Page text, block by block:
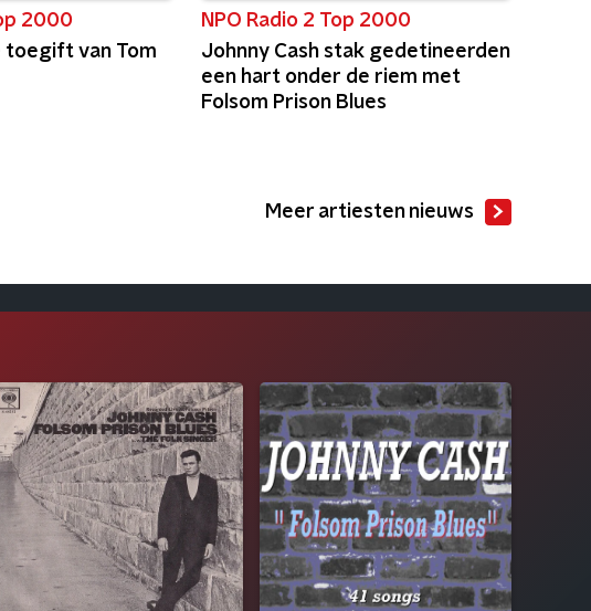
2000
toegift van Tom
NPO Radio 2 Top 2000
Johnny Cash stak gedetineerden
een hart onder de riem met
Folsom Prison Blues
Meer artiesten nieuws